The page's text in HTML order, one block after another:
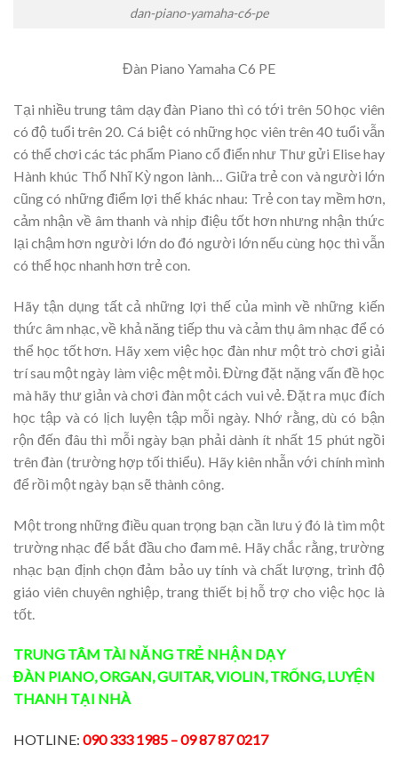
dan-piano-yamaha-c6-pe
Đàn Piano Yamaha C6 PE
Tại nhiều trung tâm dạy đàn Piano thì có tới trên 50 học viên
có độ tuổi trên 20. Cá biệt có những học viên trên 40 tuổi vẫn
có thể chơi các tác phẩm Piano cổ điển như Thư gửi Elise hay
Hành khúc Thổ Nhĩ Kỳ ngon lành… Giữa trẻ con và người lớn
cũng có những điểm lợi thế khác nhau: Trẻ con tay mềm hơn,
cảm nhận về âm thanh và nhịp điệu tốt hơn nhưng nhận thức
lại chậm hơn người lớn do đó người lớn nếu cùng học thì vẫn
có thể học nhanh hơn trẻ con.
Hãy tận dụng tất cả những lợi thế của mình về những kiến
thức âm nhạc, về khả năng tiếp thu và cảm thụ âm nhạc để có
thể học tốt hơn. Hãy xem việc học đàn như một trò chơi giải
trí sau một ngày làm việc mệt mỏi. Đừng đặt nặng vấn đề học
mà hãy thư giản và chơi đàn một cách vui vẻ. Đặt ra mục đích
học tập và có lịch luyện tập mỗi ngày. Nhớ rằng, dù có bận
rộn đến đâu thì mỗi ngày bạn phải dành ít nhất 15 phút ngồi
trên đàn (trường hợp tối thiểu). Hãy kiên nhẫn với chính mình
để rồi một ngày bạn sẽ thành công.
Một trong những điều quan trọng bạn cần lưu ý đó là tìm một
trường nhạc để bắt đầu cho đam mê. Hãy chắc rằng, trường
nhạc bạn định chọn đảm bảo uy tính và chất lượng, trình độ
giáo viên chuyên nghiệp, trang thiết bị hỗ trợ cho việc học là
tốt.
TRUNG TÂM TÀI NĂNG TRẺ NHẬN DẠY
ĐÀN PIANO,ORGAN,GUITAR,VIOLIN,TRỐNG,LUYỆN
THANH TẠI NHÀ
HOTLINE: 090 333 1985 – 09 87 87 0217